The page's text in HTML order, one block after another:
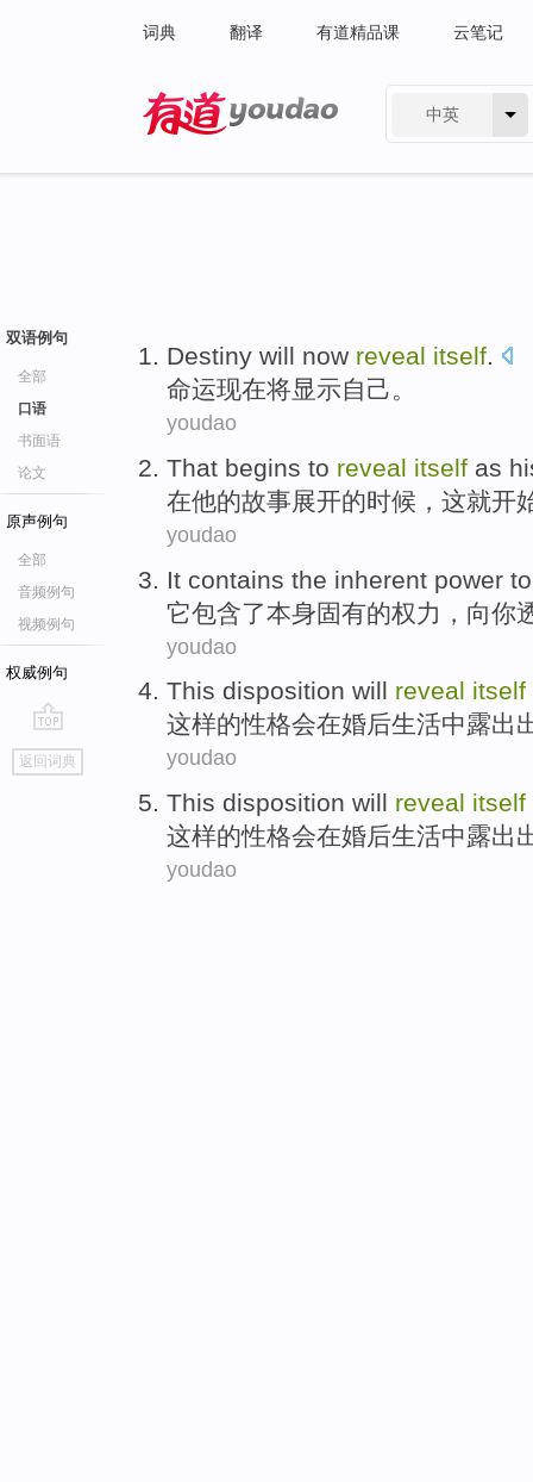
词典 翻译 有道精品课 云笔记
中英
双语例句
全部
口语
书面语
论文
原声例句
全部
音频例句
视频例句
权威例句
go
top
返回词典
Destiny will now reveal itself.
命运现在将显示自己。
youdao
That begins to reveal itself as
在他的故事展开的时候， 这就开
youdao
It contains the inherent power to
它包含了本身固有的权力 ， 向你
youdao
This disposition will reveal itself
这样的性格会在婚后生活中露出
youdao
This disposition will reveal itself
这样的性格会在婚后生活中露出
youdao